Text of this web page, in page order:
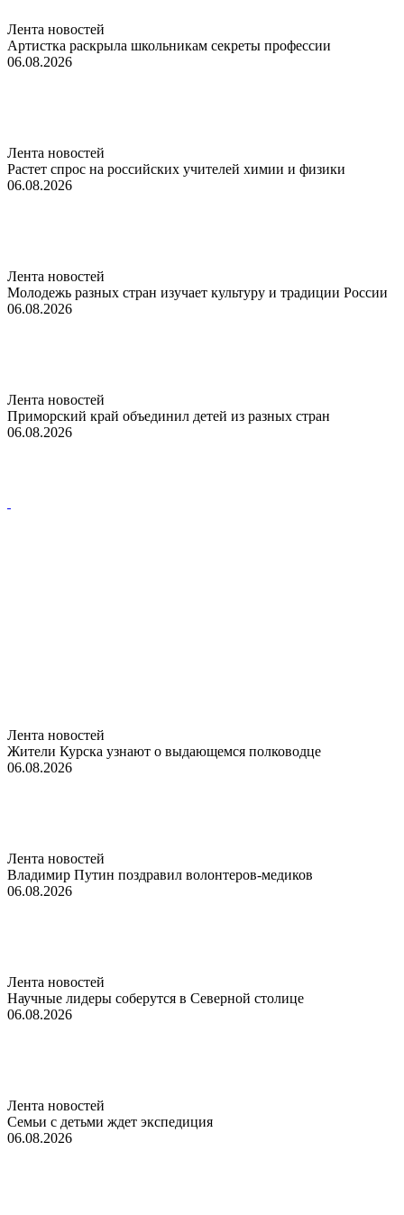
Лента новостей
Артистка раскрыла школьникам секреты профессии
06.08.2026
Лента новостей
Растет спрос на российских учителей химии и физики
06.08.2026
Лента новостей
Молодежь разных стран изучает культуру и традиции России
06.08.2026
Лента новостей
Приморский край объединил детей из разных стран
06.08.2026
Лента новостей
Жители Курска узнают о выдающемся полководце
06.08.2026
Лента новостей
Владимир Путин поздравил волонтеров-медиков
06.08.2026
Лента новостей
Научные лидеры соберутся в Северной столице
06.08.2026
Лента новостей
Семьи с детьми ждет экспедиция
06.08.2026